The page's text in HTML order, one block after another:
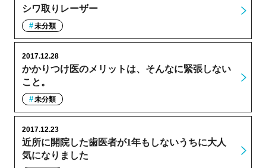
シワ取りレーザー
未分類
かかりつけ医のメリットは、そんなに緊張しない
こと。
2017.12.28
未分類
近所に開院した歯医者が1年もしないうちに大人
気になりました
2017.12.23